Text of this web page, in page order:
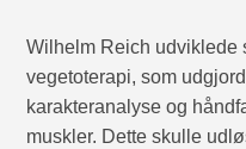
Wilhelm Reich udviklede
vegetoterapi, som
karakteranalyse og
muskler. Dette skulle